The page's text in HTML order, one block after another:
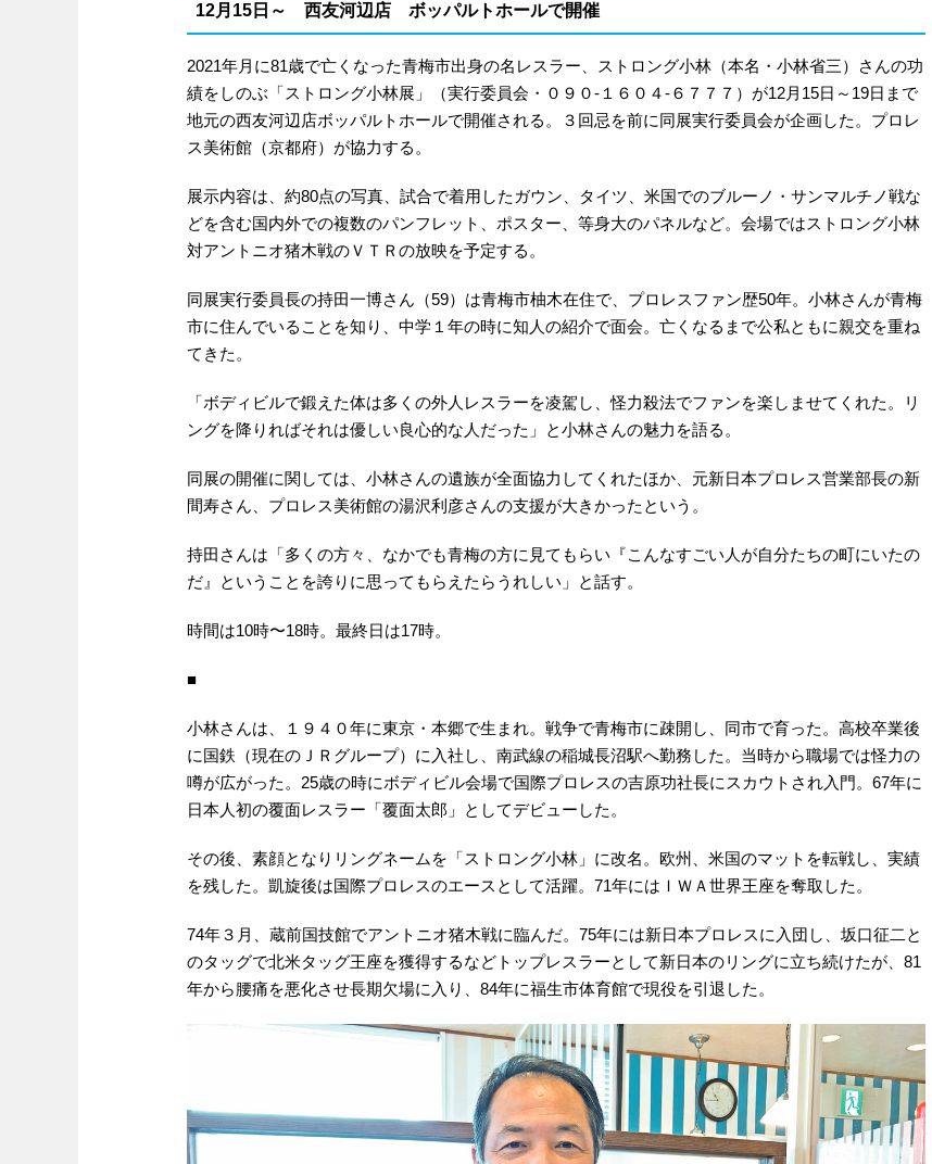
12月15日～ 西友河辺店 ボッパルトホールで開催
2021年月に81歳で亡くなった青梅市出身の名レスラー、ストロング小林（本名・小林省三）さんの功
績をしのぶ「ストロング小林展」（実行委員会・０９０-１６０４-６７７７）が12月15日～19日まで
地元の西友河辺店ボッパルトホールで開催される。３回忌を前に同展実行委員会が企画した。プロレ
ス美術館（京都府）が協力する。
展示内容は、約80点の写真、試合で着用したガウン、タイツ、米国でのブルーノ・サンマルチノ戦な
どを含む国内外での複数のパンフレット、ポスター、等身大のパネルなど。会場ではストロング小林
対アントニオ猪木戦のＶＴＲの放映を予定する。
同展実行委員長の持田一博さん（59）は青梅市柚木在住で、プロレスファン歴50年。小林さんが青梅
市に住んでいることを知り、中学１年の時に知人の紹介で面会。亡くなるまで公私ともに親交を重ね
てきた。
「ボディビルで鍛えた体は多くの外人レスラーを凌駕し、怪力殺法でファンを楽しませてくれた。リ
ングを降りればそれは優しい良心的な人だった」と小林さんの魅力を語る。
同展の開催に関しては、小林さんの遺族が全面協力してくれたほか、元新日本プロレス営業部長の新
間寿さん、プロレス美術館の湯沢利彦さんの支援が大きかったという。
持田さんは「多くの方々、なかでも青梅の方に見てもらい『こんなすごい人が自分たちの町にいたの
だ』ということを誇りに思ってもらえたらうれしい」と話す。
時間は10時〜18時。最終日は17時。
■
小林さんは、１９４０年に東京・本郷で生まれ。戦争で青梅市に疎開し、同市で育った。高校卒業後
に国鉄（現在のＪＲグループ）に入社し、南武線の稲城長沼駅へ勤務した。当時から職場では怪力の
噂が広がった。25歳の時にボディビル会場で国際プロレスの吉原功社長にスカウトされ入門。67年に
日本人初の覆面レスラー「覆面太郎」としてデビューした。
その後、素顔となりリングネームを「ストロング小林」に改名。欧州、米国のマットを転戦し、実績
を残した。凱旋後は国際プロレスのエースとして活躍。71年にはＩＷＡ世界王座を奪取した。
74年３月、蔵前国技館でアントニオ猪木戦に臨んだ。75年には新日本プロレスに入団し、坂口征二と
のタッグで北米タッグ王座を獲得するなどトップレスラーとして新日本のリングに立ち続けたが、81
年から腰痛を悪化させ長期欠場に入り、84年に福生市体育館で現役を引退した。